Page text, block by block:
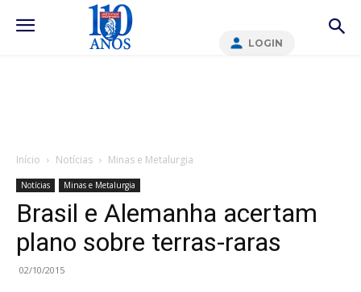
LOGIN
Início Notícias Minas e Metalurgia
Notícias Minas e Metalurgia
Brasil e Alemanha acertam
plano sobre terras-raras
02/10/2015